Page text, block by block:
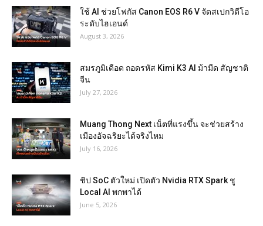
ใช้ AI ช่วยโฟกัส Canon EOS R6 V จัดสเปกวิดีโอ
ระดับไฮเอนด์
August 3, 2026
สมรภูมิเดือด ถอดรหัส Kimi K3 AI ม้ามืด สัญชาติ
จีน
July 27, 2026
Muang Thong Next เน็ตที่แรงขึ้น จะช่วยสร้าง
เมืองอัจฉริยะได้จริงไหม
July 16, 2026
ชิป SoC ตัวใหม่ เปิดตัว Nvidia RTX Spark ชู
Local AI พกพาได้
June 5, 2026